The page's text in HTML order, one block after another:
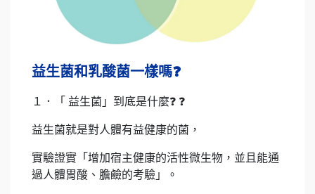
益生菌和乳酸菌一樣嗎❓
１．「 益生菌」到底是什麼❓ ❓
益生菌就是對人體有益健康的菌，
實驗證實「增加宿主健康的活性微生物，並且能通
過人體胃酸、膽鹼的考驗」。